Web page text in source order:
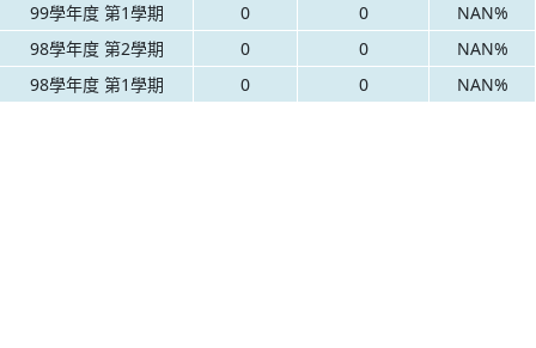
99學年度 第1學期
0 0
NAN%
98學年度 第2學期
0 0
NAN%
98學年度 第1學期
0 0 NAN%